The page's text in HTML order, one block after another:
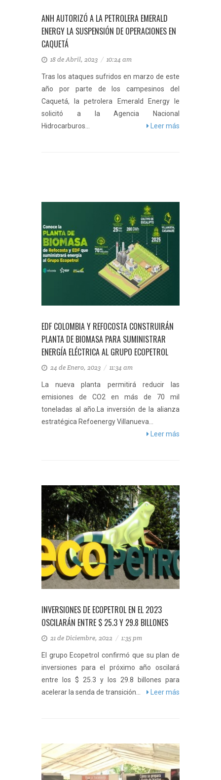
ANH AUTORIZÓ A LA PETROLERA EMERALD
ENERGY LA SUSPENSIÓN DE OPERACIONES EN
CAQUETÁ
18 de Abril, 2023 / 10:24 am
Tras los ataques sufridos en marzo de este
año por parte de los campesinos del
Caquetá, la petrolera Emerald Energy le
solicitó a la Agencia Nacional
Hidrocarburos...
Leer más
EDF COLOMBIA Y REFOCOSTA CONSTRUIRÁN
PLANTA DE BIOMASA PARA SUMINISTRAR
ENERGÍA ELÉCTRICA AL GRUPO ECOPETROL
24 de Enero, 2023 / 11:34 am
La nueva planta permitirá reducir las
emisiones de CO2 en más de 70 mil
toneladas al año.La inversión de la alianza
estratégica Refoenergy Villanueva...
Leer más
INVERSIONES DE ECOPETROL EN EL 2023
OSCILARÁN ENTRE $ 25.3 Y 29.8 BILLONES
21 de Diciembre, 2022 / 1:35 pm
El grupo Ecopetrol confirmó que su plan de
inversiones para el próximo año oscilará
entre los $ 25.3 y los 29.8 billones para
acelerar la senda de transición...
Leer más